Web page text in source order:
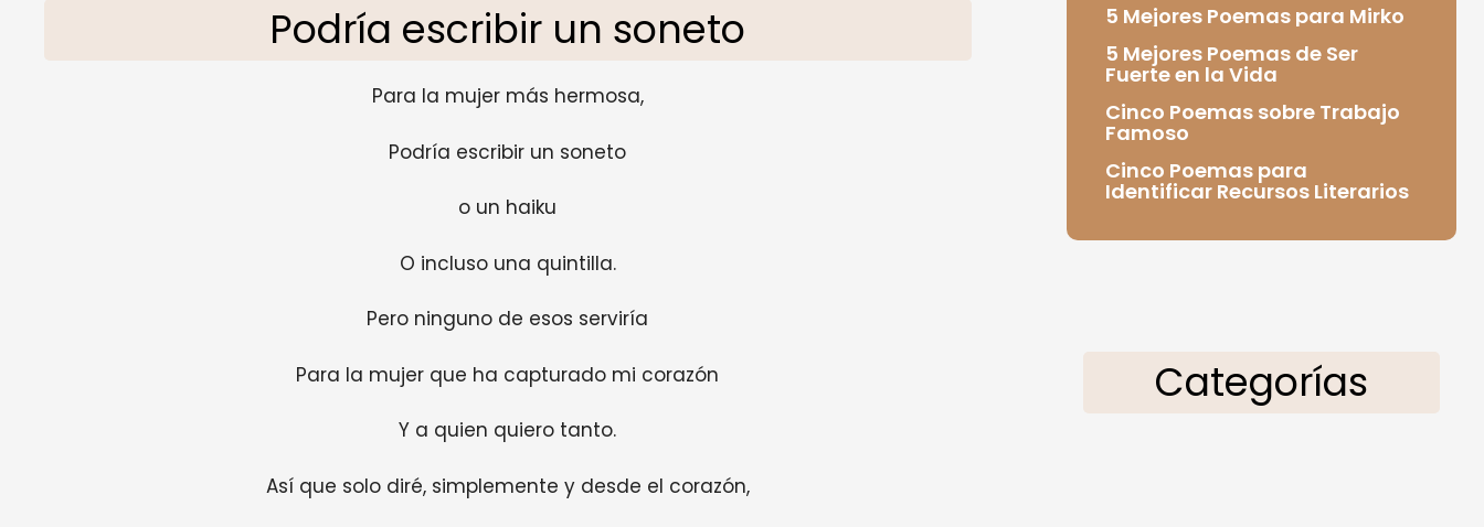
Podría escribir un soneto
Para la mujer más hermosa,
Podría escribir un soneto
o un haiku
O incluso una quintilla.
Pero ninguno de esos serviría
Para la mujer que ha capturado mi corazón
Y a quien quiero tanto.
Así que solo diré, simplemente y desde el corazón,
5 Mejores Poemas para Mirko
5 Mejores Poemas de Ser
Fuerte en la Vida
Cinco Poemas sobre Trabajo
Famoso
Cinco Poemas para
Identificar Recursos Literarios
Categorías